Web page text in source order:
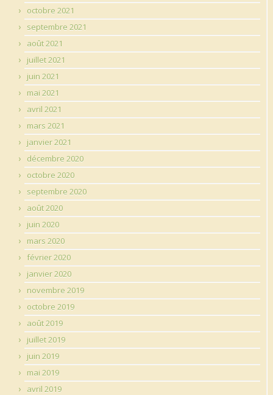
octobre 2021
septembre 2021
août 2021
juillet 2021
juin 2021
mai 2021
avril 2021
mars 2021
janvier 2021
décembre 2020
octobre 2020
septembre 2020
août 2020
juin 2020
mars 2020
février 2020
janvier 2020
novembre 2019
octobre 2019
août 2019
juillet 2019
juin 2019
mai 2019
avril 2019